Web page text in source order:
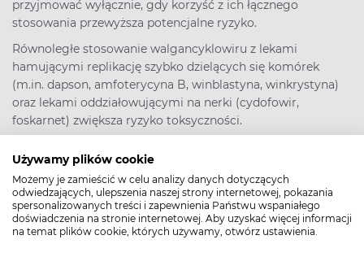
Używamy plików cookie
Możemy je zamieścić w celu analizy danych dotyczących
odwiedzających, ulepszenia naszej strony internetowej, pokazania
spersonalizowanych treści i zapewnienia Państwu wspaniałego
doświadczenia na stronie internetowej. Aby uzyskać więcej informacji
na temat plików cookie, których używamy, otwórz ustawienia.
przyjmować wyłącznie, gdy korzyść z ich łącznego
stosowania przewyższa potencjalne ryzyko.
Równoległe stosowanie walgancyklowiru z lekami
hamującymi replikację szybko dzielących się komórek
(m.in. dapson, amfoterycyna B, winblastyna, winkrystyna)
oraz lekami oddziałowującymi na nerki (cydofowir,
foskarnet) zwiększa ryzyko toksyczności.
Walgancyklowir – stosowanie w ciąży i laktacji
Ze względu na embriotoksyczność, teratogenność oraz
rakotwórczość podczas stosowania leku i 90 dni po
zakończeniu jego stosowania należy stosować skuteczną
antykoncepcję.